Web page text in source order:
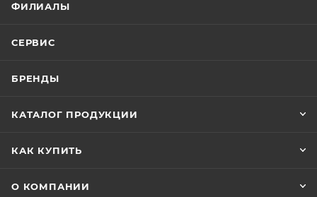
ФИЛИАЛЫ
СЕРВИС
БРЕНДЫ
КАТАЛОГ ПРОДУКЦИИ
КАК КУПИТЬ
О КОМПАНИИ